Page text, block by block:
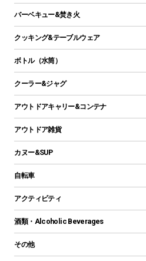
タープ
スクエアタープ（レクタタープ）
メッシュタープ
自立式タープ
パラソル
テントアクセサリー
ペグ
グランドシート
ガイドロープ
ツール
ガスランタン
オイルランタン
LEDライト
ヘッドライト
キャンドル
ガスバーナー
ガス缶
ガストーチ、ライター
バーベキュー&焚き火
バーベキューコンロ、グリル
焚き火台タイプ（ロースタイル）グリル
卓上タイプグリル
パーティータイプグリル
鉄板、アミ
焚き火台&ストーブ
火起こし
バーベキューツール
クッキング&テーブルウェア
ダッチオーブン
ホットサンドメーカー
クッカーセット
シェラカップ
クッキングツール
ナイフ
カトラリー
ボトル（水筒）
ステンレスボトル
コップ付きタイプ
ワンタッチタイプ
プラスチックボトル
ディズニーボトル
クーラー&ジャグ
クーラーボックス
クーラーバッグ
ウォータージャグ
保冷剤
アウトドアキャリー&コンテナ
アウトドアキャリー
アウトドア雑貨
バックパック&バッグ
リュック、バックパック
トートバッグ、サコッシュ
ショッピングキャリー
その他アウトドア雑貨
カヌー&SUP
インフレータブル
カヤック
パドル
自転車
折りたたみ自転車
スポーツサイクル
シティサイクル
アクティビティ
マリン
ラッシュガード
酒類・Alcoholic Beverages
その他